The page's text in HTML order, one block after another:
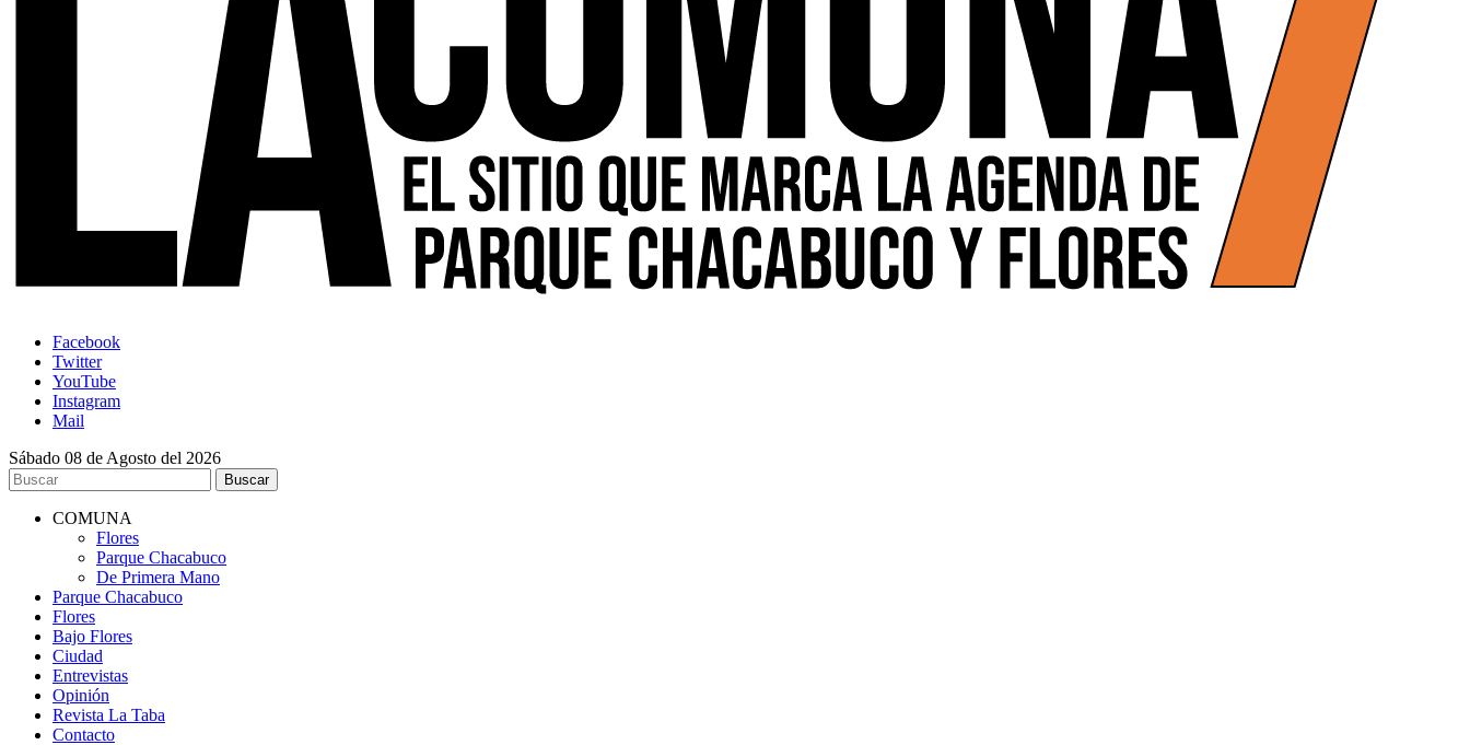
Facebook
Twitter
YouTube
Instagram
Mail
Sábado 08 de Agosto del 2026
COMUNA
Flores
Parque Chacabuco
De Primera Mano
Parque Chacabuco
Flores
Bajo Flores
Ciudad
Entrevistas
Opinión
Revista La Taba
Contacto